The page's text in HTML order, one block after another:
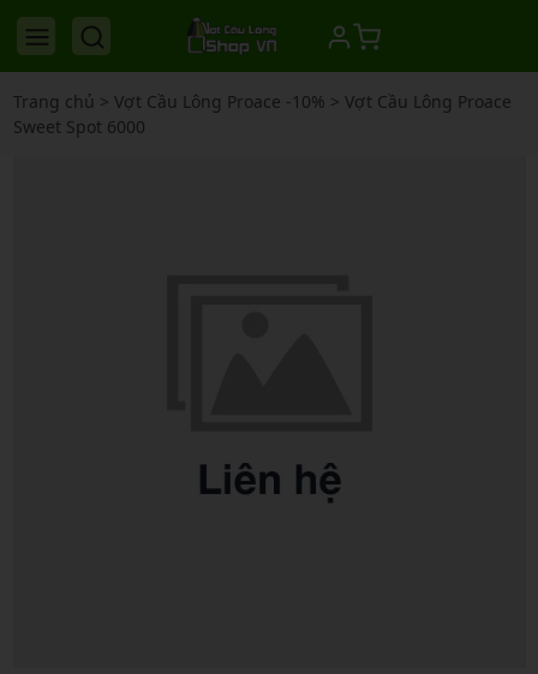
Trang chủ > Vợt Cầu Lông Proace -10% > Vợt Cầu Lông Proace
Sweet Spot 6000